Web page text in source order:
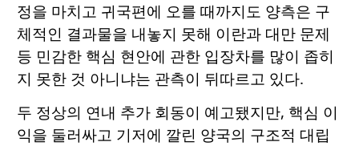
정을 마치고 귀국편에 오를 때까지도 양측은 구
체적인 결과물을 내놓지 못해 이란과 대만 문제
등 민감한 핵심 현안에 관한 입장차를 많이 좁히
지 못한 것 아니냐는 관측이 뒤따르고 있다.
두 정상의 연내 추가 회동이 예고됐지만, 핵심 이
익을 둘러싸고 기저에 깔린 양국의 구조적 대립